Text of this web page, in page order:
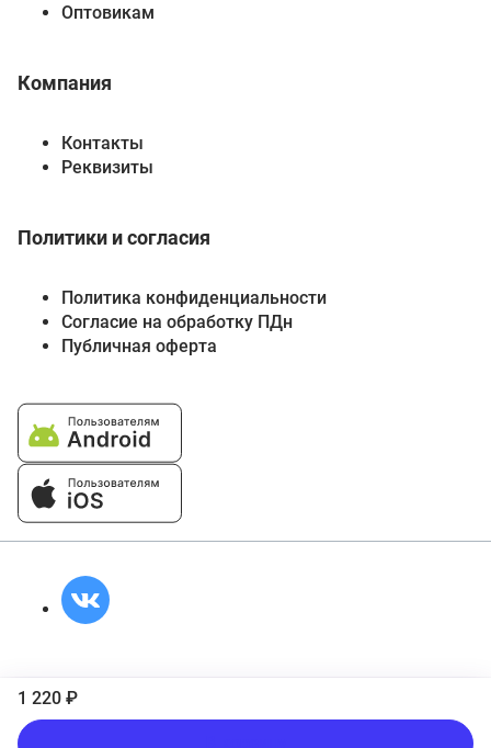
1 220 ₽
Оптовикам
Компания
Контакты
Реквизиты
Политики и согласия
Политика конфиденциальности
Согласие на обработку ПДн
Публичная оферта